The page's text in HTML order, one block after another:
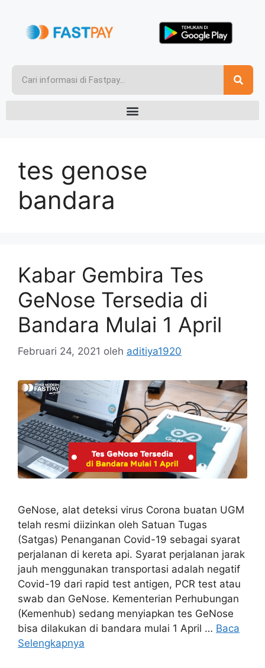
tes genose
bandara
Kabar Gembira Tes
GeNose Tersedia di
Bandara Mulai 1 April
Februari 24, 2021 oleh aditiya1920
GeNose, alat deteksi virus Corona buatan UGM
telah resmi diizinkan oleh Satuan Tugas
(Satgas) Penanganan Covid-19 sebagai syarat
perjalanan di kereta api. Syarat perjalanan jarak
jauh menggunakan transportasi adalah negatif
Covid-19 dari rapid test antigen, PCR test atau
swab dan GeNose. Kementerian Perhubungan
(Kemenhub) sedang menyiapkan tes GeNose
bisa dilakukan di bandara mulai 1 April … Baca
Selengkapnya